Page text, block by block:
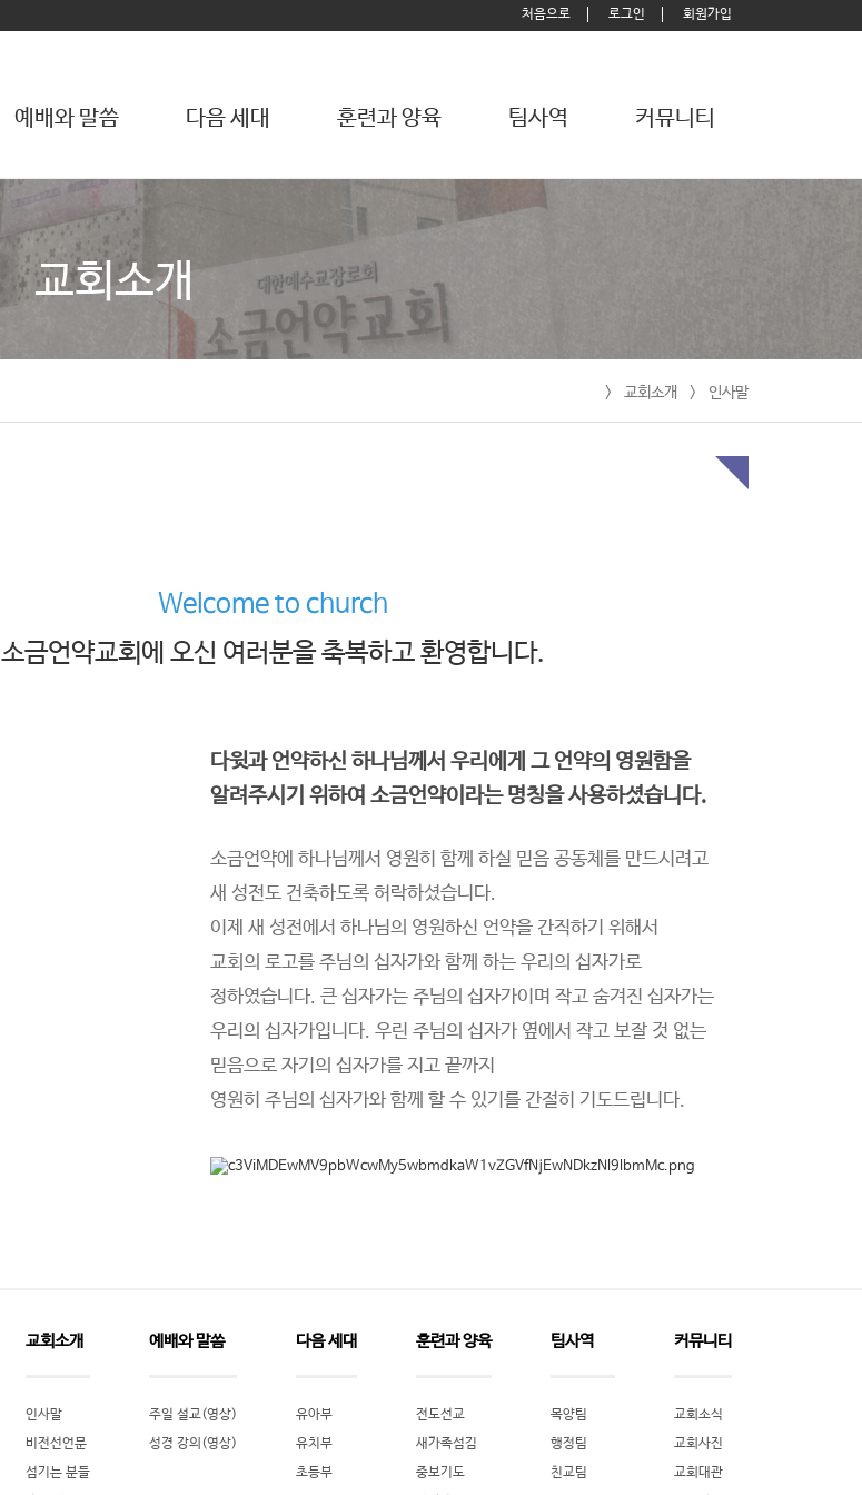
처음으로 로그인 회원가입
예배와 말씀 다음 세대 훈련과 양육 팀사역 커뮤니티
교회소개
> 교회소개 > 인사말
Welcome to church
소금언약교회에 오신 여러분을 축복하고 환영합니다.
다윗과 언약하신 하나님께서 우리에게 그 언약의 영원함을
알려주시기 위하여 소금언약이라는 명칭을 사용하셨습니다.
소금언약에 하나님께서 영원히 함께 하실 믿음 공동체를 만드시려고
새 성전도 건축하도록 허락하셨습니다.
이제 새 성전에서 하나님의 영원하신 언약을 간직하기 위해서
교회의 로고를 주님의 십자가와 함께 하는 우리의 십자가로
정하였습니다. 큰 십자가는 주님의 십자가이며 작고 숨겨진 십자가는
우리의 십자가입니다. 우린 주님의 십자가 옆에서 작고 보잘 것 없는
믿음으로 자기의 십자가를 지고 끝까지
영원히 주님의 십자가와 함께 할 수 있기를 간절히 기도드립니다.
교회소개
인사말
비전선언문
섬기는 분들
예배와 말씀
주일 설교(영상)
성경 강의(영상)
다음 세대
유아부
유치부
초등부
훈련과 양육
전도선교
새가족섬김
중보기도
팀사역
목양팀
행정팀
친교팀
커뮤니티
교회소식
교회사진
교회대관